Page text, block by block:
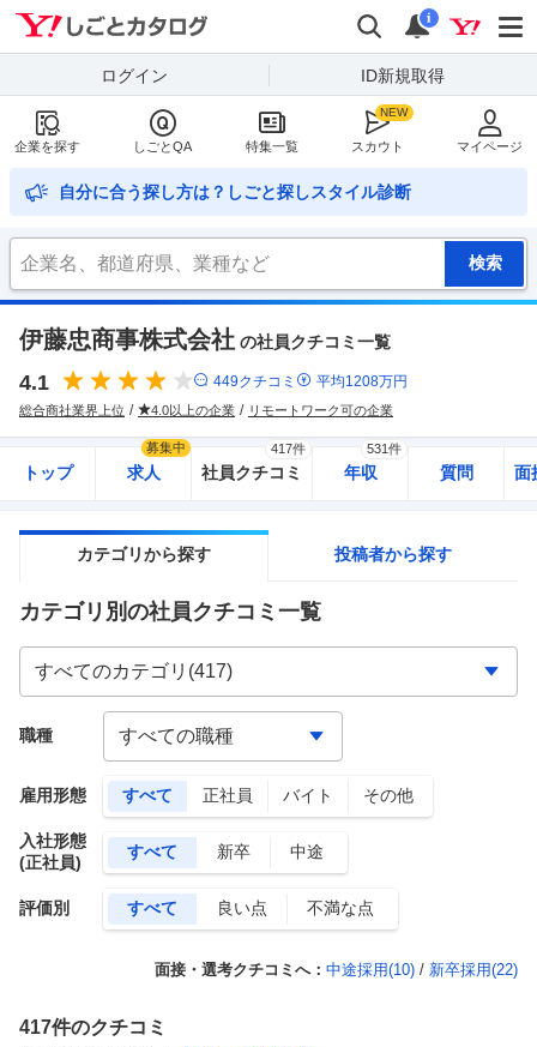
検索
通知
i
ログイン ID新規取得
企業を探す しごとQA 特集一覧 スカウト マイページ
自分に合う探し方は？しごと探しスタイル診断
伊藤忠商事株式会社 の社員クチコミ一覧
4.1 449クチコミ 平均1208万円
総合商社業界上位 4.0以上の企業 リモートワーク可の企業
トップ 求人
募集中
社員クチコミ
417件
年収
531件
質問 面
カテゴリから探す 投稿者から探す
カテゴリ別の社員クチコミ一覧
雇用形態 すべて 正社員 バイト その他
入社形態
(正社員)
すべて 新卒 中途
評価別 すべて 良い点 不満な点
職種
面接・選考クチコミへ： 中途採用(10) / 新卒採用(22)
417件のクチコミ